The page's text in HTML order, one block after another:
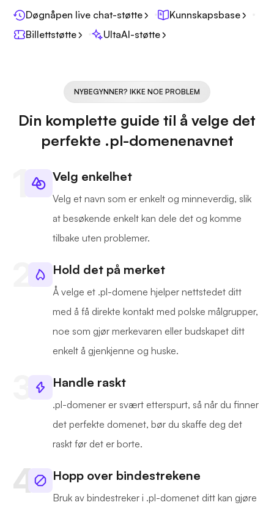
Døgnåpen live chat-støtte
Kunnskapsbase
Billettstøtte
UltaAI-støtte
NYBEGYNNER? IKKE NOE PROBLEM
Din komplette guide til å velge det
perfekte .pl-domenenavnet
Velg enkelhet
Velg et navn som er enkelt og minneverdig, slik
at besøkende enkelt kan dele det og komme
tilbake uten problemer.
Hold det på merket
Å velge et .pl-domene hjelper nettstedet ditt
med å få direkte kontakt med polske målgrupper,
noe som gjør merkevaren eller budskapet ditt
enkelt å gjenkjenne og huske.
Handle raskt
.pl-domener er svært etterspurt, så når du finner
det perfekte domenet, bør du skaffe deg det
raskt før det er borte.
Hopp over bindestrekene
Bruk av bindestreker i .pl-domenet ditt kan gjøre